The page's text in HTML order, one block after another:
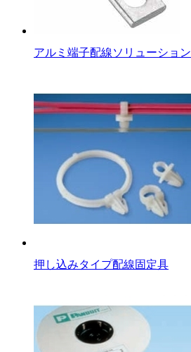
アルミ端子配線ソリューション
押し込みタイプ配線固定具